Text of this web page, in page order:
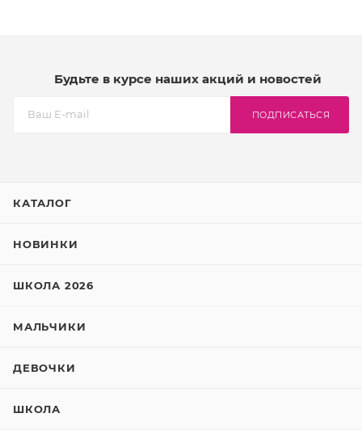
Будьте в курсе наших акций и новостей
ПОДПИСАТЬСЯ
КАТАЛОГ
НОВИНКИ
ШКОЛА 2026
МАЛЬЧИКИ
ДЕВОЧКИ
ШКОЛА